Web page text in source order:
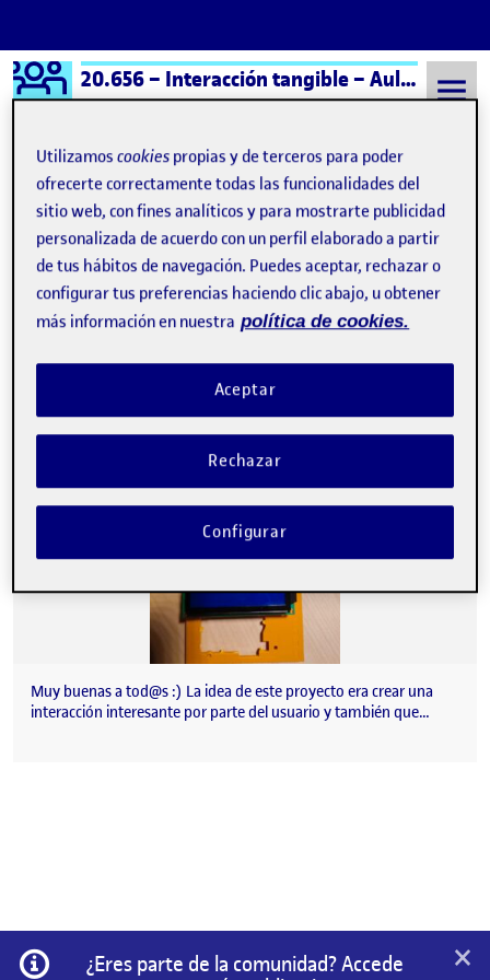
Saltar al contenido
Logo Ágora 20.656 – Interacción tangible – Aula 1
Semestre 20252 - Aula 1 17 Marzo, 2026
17 Marzo, 2026
PEC 2- Color Codex
Publicado por
Ramón Pérez Martín
Fecha de publicación17 marzo, 2026 11:25 pm
-comentario
Muy buenas a tod@s :) La idea de este proyecto era crear una
interacción interesante por parte del usuario y también que…
Información
¿Eres parte de la comunidad? Accede
×
Utilizamoscookies propias y de terceros para poder
ofrecerte correctamente todas las funcionalidades del
sitio web, con fines analíticos y para mostrarte publicidad
personalizada de acuerdo con un perfil elaborado a partir
de tus hábitos de navegación. Puedes aceptar, rechazar o
configurar tus preferencias haciendo clic abajo, u obtener
más información en nuestra política de cookies.
Rechazar
Aceptar
Configurar